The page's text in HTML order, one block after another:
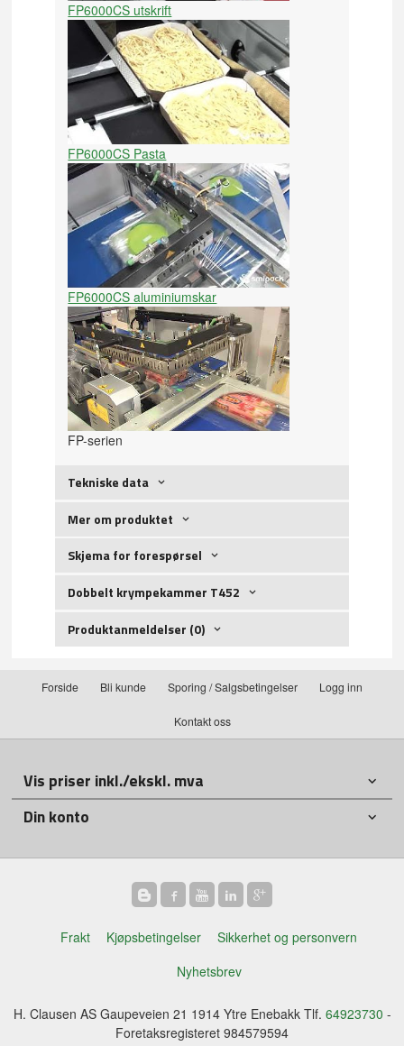
FP6000CS utskrift
FP6000CS Pasta
FP6000CS aluminiumskar
FP-serien
Tekniske data
Mer om produktet
Skjema for forespørsel
Dobbelt krympekammer T452
Produktanmeldelser (0)
Forside Bli kunde Sporing / Salgsbetingelser Logg inn
Kontakt oss
Vis priser inkl./ekskl. mva
Din konto
Frakt Kjøpsbetingelser
Sikkerhet og personvern
Nyhetsbrev
H. Clausen AS Gaupeveien 21 1914 Ytre Enebakk Tlf. 64923730 -
Foretaksregisteret 984579594